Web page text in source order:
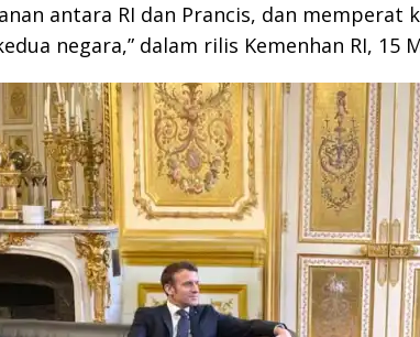
antara RI dan Prancis, dan memperat
negara,” dalam rilis Kemenhan RI, 15